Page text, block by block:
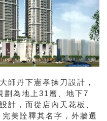
師丹下憲孝操刀設計，
劃為地上31層、地下7
計，而從店內天花板、
美詮釋其名字，外牆選